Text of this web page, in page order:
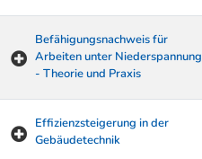
Befähigungsnachweis für
Arbeiten unter Niederspannung
- Theorie und Praxis
Effizienzsteigerung in der
Gebäudetechnik